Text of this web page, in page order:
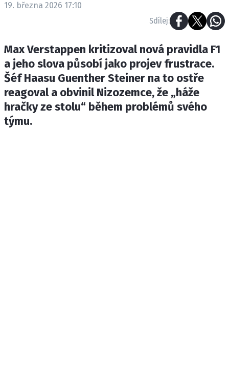
OSOBNÍ ÚDAJE / COOKIES
Provozovatelem serveru F1NEWS.cz je
INCORP MEDIA GROUP s.r.o., IČ: 118 23 054
19. března 2026 17:10
Sdílej:
Max Verstappen kritizoval nová pravidla F1
a jeho slova působí jako projev frustrace.
Šéf Haasu Guenther Steiner na to ostře
reagoval a obvinil Nizozemce, že „háže
hračky ze stolu“ během problémů svého
týmu.